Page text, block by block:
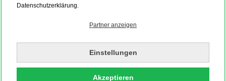
Datenschutzerklärung.
Partner anzeigen
Einstellungen
Akzeptieren